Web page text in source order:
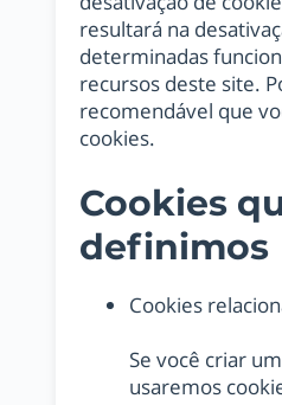
resultará na
determinadas
recursos deste site.
recomendável que
cookies.
Cookies
definimos
Cookies
Se você criar
usaremos